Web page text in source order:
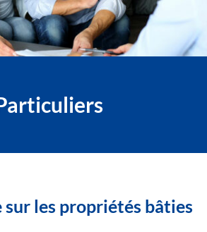
sur les propriétés bâties